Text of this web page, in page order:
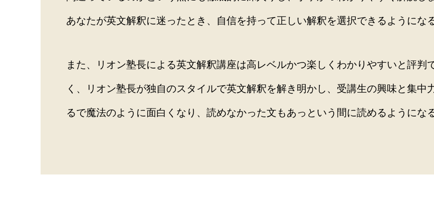
あなたが英文解釈に迷ったとき、自信を持って正しい解釈を選択できるようにな
また、リオン塾長による英文解釈講座は高レベルかつ楽しくわかりやすいと評判
く、リオン塾長が独自のスタイルで英文解釈を解き明かし、受講生の興味と集中
るで魔法のように面白くなり、読めなかった文もあっという間に読めるようにな